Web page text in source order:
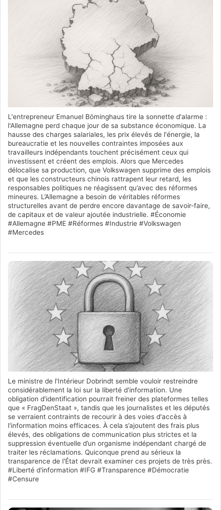
L'entrepreneur Emanuel Böminghaus tire la sonnette d'alarme :
l'Allemagne perd chaque jour de sa substance économique. La
hausse des charges salariales, les prix élevés de l'énergie, la
bureaucratie et les nouvelles contraintes imposées aux
travailleurs indépendants touchent précisément ceux qui
investissent et créent des emplois. Alors que Mercedes
délocalise sa production, que Volkswagen supprime des emplois
et que les constructeurs chinois rattrapent leur retard, les
responsables politiques ne réagissent qu’avec des réformes
mineures. L’Allemagne a besoin de véritables réformes
structurelles avant de perdre encore davantage de savoir-faire,
de capitaux et de valeur ajoutée industrielle. #Économie
#Allemagne #PME #Réformes #Industrie #Volkswagen
#Mercedes
Le ministre de l'Intérieur Dobrindt semble vouloir restreindre
considérablement la loi sur la liberté d'information. Une
obligation d'identification pourrait freiner des plateformes telles
que « FragDenStaat », tandis que les journalistes et les députés
se verraient contraints de recourir à des voies d'accès à
l'information moins efficaces. À cela s’ajoutent des frais plus
élevés, des obligations de communication plus strictes et la
suppression éventuelle d’un organisme indépendant chargé de
traiter les réclamations. Quiconque prend au sérieux la
transparence de l'État devrait examiner ces projets de très près.
#Liberté d'information #IFG #Transparence #Démocratie
#Censure